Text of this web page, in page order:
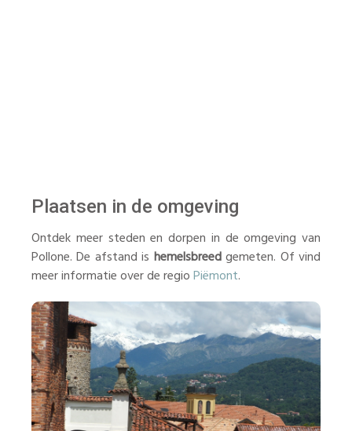
Plaatsen in de omgeving
Ontdek meer steden en dorpen in de omgeving van
Pollone. De afstand is hemelsbreedgemeten. Of vind
meer informatie over de regioPiëmont.